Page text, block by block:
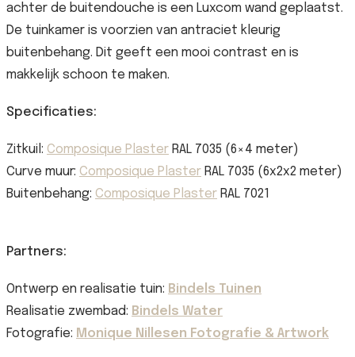
achter de buitendouche is een Luxcom wand geplaatst.
De tuinkamer is voorzien van antraciet kleurig
buitenbehang. Dit geeft een mooi contrast en is
makkelijk schoon te maken.
Specificaties:
Zitkuil: Composique Plaster RAL 7035 (6×4 meter)
Curve muur: Composique Plaster RAL 7035 (6x2x2 meter)
Buitenbehang: Composique Plaster RAL 7021
Partners:
Ontwerp en realisatie tuin: Bindels Tuinen
Realisatie zwembad: Bindels Water
Fotografie: Monique Nillesen Fotografie & Artwork